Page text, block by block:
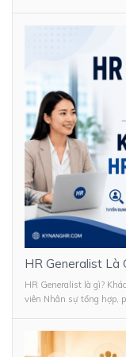
HR Generalist Là
HR Generalist là gì?
viên Nhân sự tổng hợp,